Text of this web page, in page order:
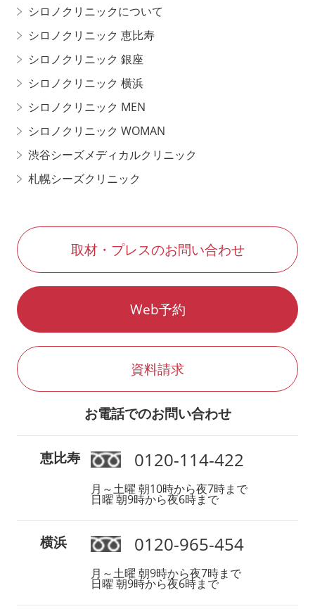
シロノクリニックについて
シロノクリニック 恵比寿
シロノクリニック 銀座
シロノクリニック 横浜
シロノクリニック MEN
シロノクリニック WOMAN
渋谷シーズメディカルクリニック
札幌シーズクリニック
取材・プレスのお問い合わせ
Web予約
資料請求
お電話でのお問い合わせ
恵比寿 0120-114-422
月～土曜 朝10時から夜7時まで
日曜 朝9時から夜6時まで
横浜 0120-965-454
月～土曜 朝9時から夜7時まで
日曜 朝9時から夜6時まで